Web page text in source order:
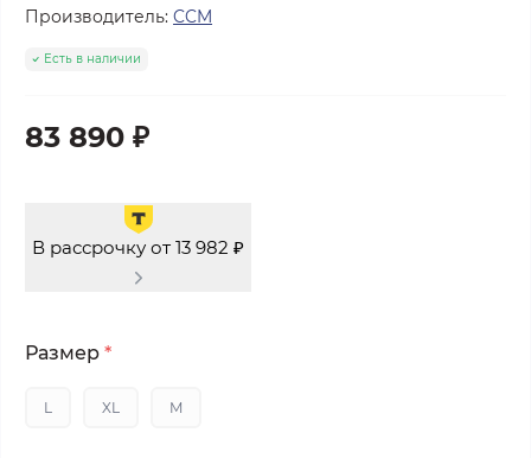
Производитель: CCM
Есть в наличии
83 890 ₽
В рассрочку от 13 982 ₽
Размер *
L XL M